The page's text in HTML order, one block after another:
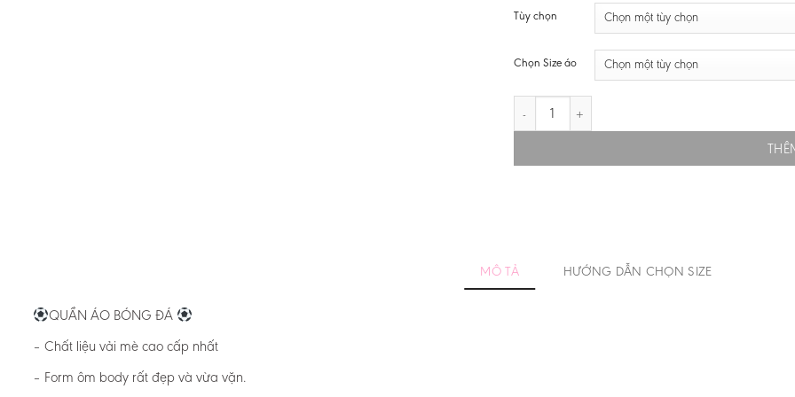
đến
Tùy chọn
Chọn Size áo
ÁO TRẺ EM ĐỨC SÂN KHÁCH WC 2026 số lượng
MÔ TẢ HƯỚNG DẪN CHỌN SIZE
QUẦN ÁO BÓNG ĐÁ
– Chất liệu vải mè cao cấp nhất
– Form ôm body rất đẹp và vừa vặn.